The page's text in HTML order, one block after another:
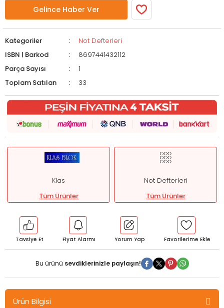
Gelince Haber Ver
Kategoriler
Not Defterleri
ISBN | Barkod
8697441432112
Parça Sayısı
1
Toplam Satılan
33
Klas
Tüm Ürünler
Not Defterleri
Tüm Ürünler
Tavsiye Et Fiyat Alarmı Yorum Yap
Bu ürünü sevdiklerinizle paylaşın!
Ürün Bilgisi